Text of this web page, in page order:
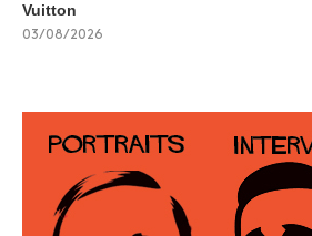
Vuitton
03/08/2026